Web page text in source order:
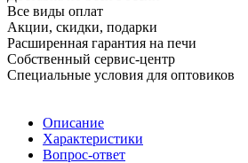
Все виды оплат
Акции, скидки, подарки
Расширенная гарантия на печи
Собственный сервис-центр
Специальные условия для оптовиков
Описание
Характеристики
Вопрос-ответ